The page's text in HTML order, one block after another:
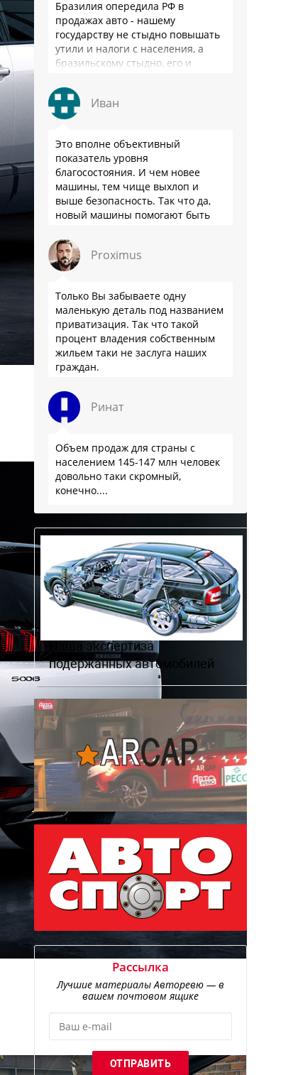
Бразилия опередила РФ в
продажах авто - нашему
государству не стыдно повышать
утили и налоги с населения, а
бразильскому стыдно, его и
Иван
Это вполне объективный
показатель уровня
благосостояния. И чем новее
машины, тем чище выхлоп и
выше безопасность. Так что да,
новый машины помогают быть
Proximus
Только Вы забываете одну
маленькую деталь под названием
приватизация. Так что такой
процент владения собственным
жильем таки не заслуга наших
граждан.
Ринат
Объем продаж для страны с
населением 145-147 млн человек
довольно таки скромный,
конечно....
Наша экспертиза
подержанных автомобилей
Рассылка
Лучшие материалы Авторевю — в
вашем почтовом ящике